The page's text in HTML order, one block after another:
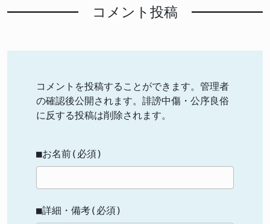
コメント投稿
コメントを投稿することができます。管理者
の確認後公開されます。誹謗中傷・公序良俗
に反する投稿は削除されます。
■お名前(必須)
■詳細・備考(必須)